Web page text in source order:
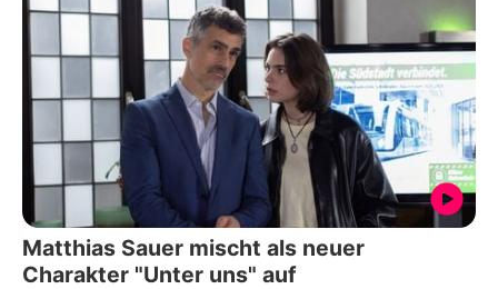
Matthias Sauer mischt als neuer
Charakter "Unter uns" auf